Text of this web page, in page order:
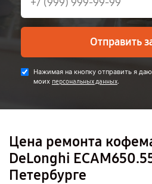
Отправить
Нажимая на кнопку отправить я
моих персональных данных.
Цена ремонта
DeLonghi
Петербурге